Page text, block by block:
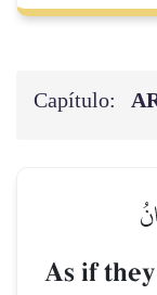
Capítulo:
As if